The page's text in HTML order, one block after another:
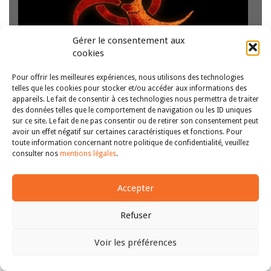
Gérer le consentement aux
cookies
Pour offrir les meilleures expériences, nous utilisons des technologies
telles que les cookies pour stocker et/ou accéder aux informations des
appareils. Le fait de consentir à ces technologies nous permettra de traiter
des données telles que le comportement de navigation ou les ID uniques
sur ce site. Le fait de ne pas consentir ou de retirer son consentement peut
avoir un effet négatif sur certaines caractéristiques et fonctions. Pour
toute information concernant notre politique de confidentialité, veuillez
consulter nos mentions légales.
Accepter
Refuser
Voir les préférences
de libertés, notamment en matière pénale et politique, la
crise idéologique essuyée par les droits humains et les
libertés fondamentales devient peu à peu législative. À la
lumière de reculs successifs et…Lire la suite
Copyright © 2011-2026Revue des droits et libertés fondamentaux
| Tous droits réservés |mentions légales